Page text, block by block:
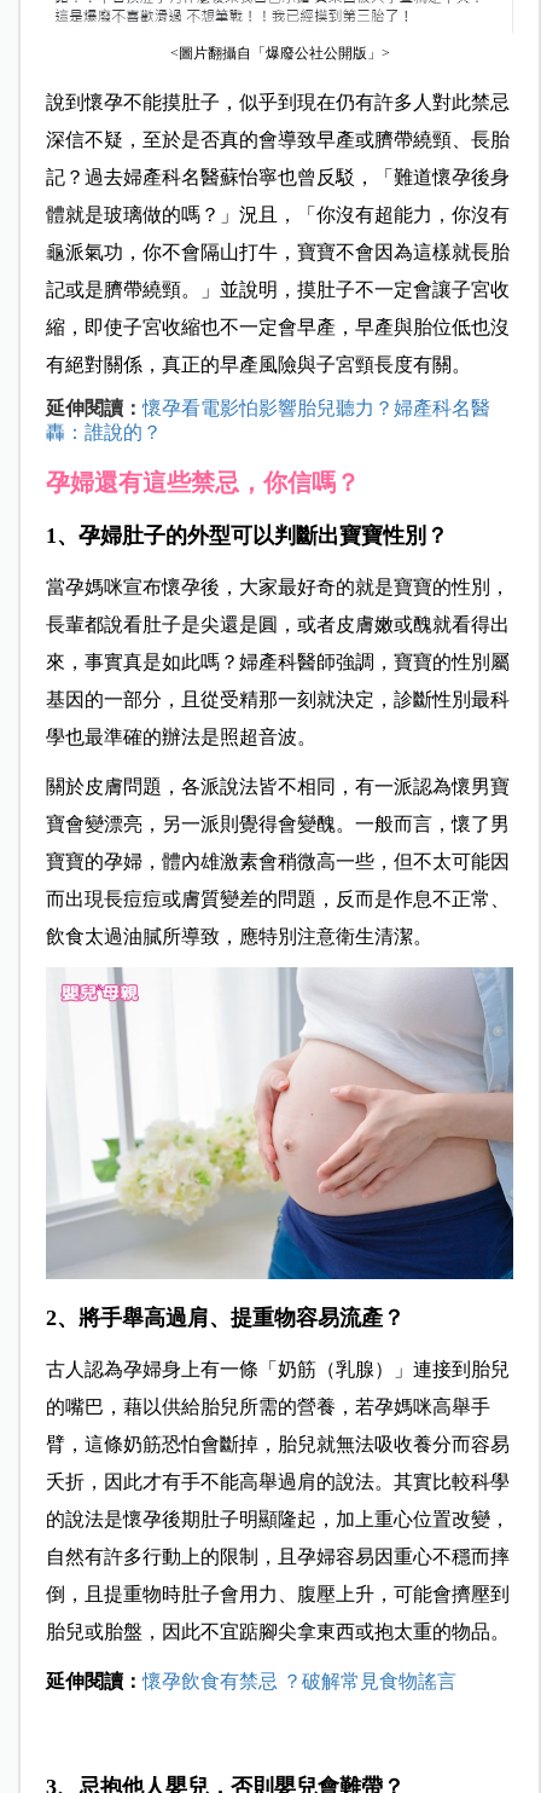
<圖片翻攝自「爆廢公社公開版」>
說到懷孕不能摸肚子，似乎到現在仍有許多人對此禁忌
深信不疑，至於是否真的會導致早產或臍帶繞頸、長胎
記？過去婦產科名醫蘇怡寧也曾反駁，「難道懷孕後身
體就是玻璃做的嗎？」況且，「你沒有超能力，你沒有
龜派氣功，你不會隔山打牛，寶寶不會因為這樣就長胎
記或是臍帶繞頸。」並說明，摸肚子不一定會讓子宮收
縮，即使子宮收縮也不一定會早產，早產與胎位低也沒
有絕對關係，真正的早產風險與子宮頸長度有關。
延伸閱讀：懷孕看電影怕影響胎兒聽力？婦產科名醫
轟：誰說的？
孕婦還有這些禁忌，你信嗎？
1、孕婦肚子的外型可以判斷出寶寶性別？
當孕媽咪宣布懷孕後，大家最好奇的就是寶寶的性別，
長輩都說看肚子是尖還是圓，或者皮膚嫩或醜就看得出
來，事實真是如此嗎？婦產科醫師強調，寶寶的性別屬
基因的一部分，且從受精那一刻就決定，診斷性別最科
學也最準確的辦法是照超音波。
關於皮膚問題，各派說法皆不相同，有一派認為懷男寶
寶會變漂亮，另一派則覺得會變醜。一般而言，懷了男
寶寶的孕婦，體內雄激素會稍微高一些，但不太可能因
而出現長痘痘或膚質變差的問題，反而是作息不正常、
飲食太過油膩所導致，應特別注意衛生清潔。
2、將手舉高過肩、提重物容易流產？
古人認為孕婦身上有一條「奶筋（乳腺）」連接到胎兒
的嘴巴，藉以供給胎兒所需的營養，若孕媽咪高舉手
臂，這條奶筋恐怕會斷掉，胎兒就無法吸收養分而容易
夭折，因此才有手不能高舉過肩的說法。其實比較科學
的說法是懷孕後期肚子明顯隆起，加上重心位置改變，
自然有許多行動上的限制，且孕婦容易因重心不穩而摔
倒，且提重物時肚子會用力、腹壓上升，可能會擠壓到
胎兒或胎盤，因此不宜踮腳尖拿東西或抱太重的物品。
延伸閱讀：懷孕飲食有禁忌 ？破解常見食物謠言
3、忌抱他人嬰兒，否則嬰兒會難帶？